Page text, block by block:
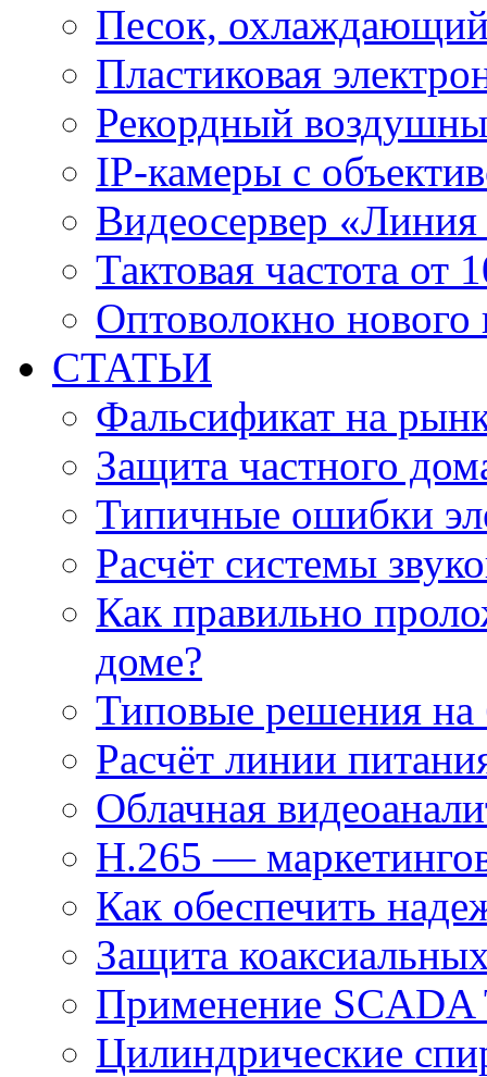
Песок, охлаждающий
Пластиковая
Рекордный
IP-камеры с
Видеосервер
Тактовая частота от
Оптоволокно нового
СТАТЬИ
Фальсификат на
Защита частного
Типичные ошибки
Расчёт системы
Как правильно
доме?
Типовые решения на
Расчёт линии
Облачная
H.265 —
Как обеспечить
Защита
Применение
Цилиндрические